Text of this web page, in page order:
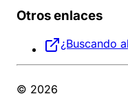
Otros enlaces
¿Buscando
© 2026